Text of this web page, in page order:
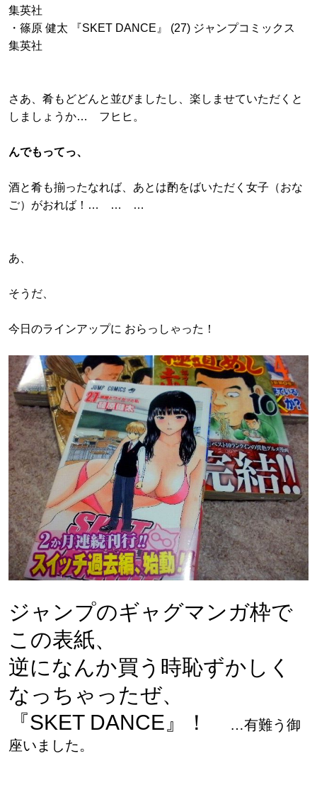
集英社
・篠原 健太 『SKET DANCE』 (27) ジャンプコミックス
集英社
さあ、肴もどどんと並びましたし、楽しませていただくと
しましょうか… フヒヒ。
んでもってっ、
酒と肴も揃ったなれば、あとは酌をばいただく女子（おな
ご）がおれば！… … …
あ、
そうだ、
今日のラインアップに おらっしゃった！
ジャンプのギャグマンガ枠で
この表紙、
逆になんか買う時恥ずかしく
なっちゃったぜ、
『SKET DANCE』！
…有難う御
座いました。